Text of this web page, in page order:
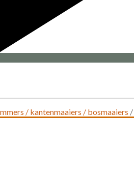
/ kantenmaaiers / bosmaaiers /